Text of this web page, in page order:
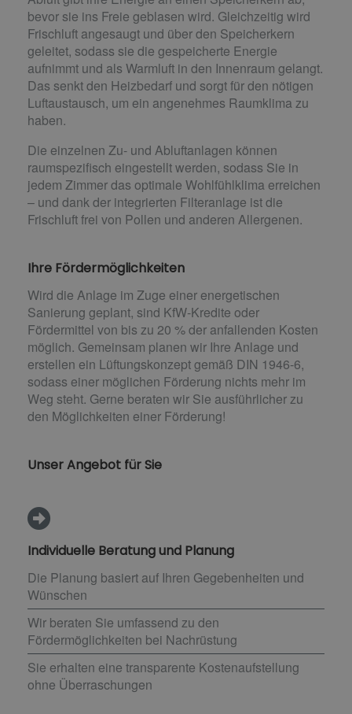
bevor sie ins Freie geblasen wird. Gleichzeitig wird
Frischluft angesaugt und über den Speicherkern
geleitet, sodass sie die gespeicherte Energie
aufnimmt und als Warmluft in den Innenraum gelangt.
Das senkt den Heizbedarf und sorgt für den nötigen
Luftaustausch, um ein angenehmes Raumklima zu
haben.
Die einzelnen Zu- und Abluftanlagen können
raumspezifisch eingestellt werden, sodass Sie in
jedem Zimmer das optimale Wohlfühlklima erreichen
– und dank der integrierten Filteranlage ist die
Frischluft frei von Pollen und anderen Allergenen.
Ihre Fördermöglichkeiten
Wird die Anlage im Zuge einer energetischen
Sanierung geplant, sind KfW-Kredite oder
Fördermittel von bis zu 20 % der anfallenden Kosten
möglich. Gemeinsam planen wir Ihre Anlage und
erstellen ein Lüftungskonzept gemäß DIN 1946-6,
sodass einer möglichen Förderung nichts mehr im
Weg steht. Gerne beraten wir Sie ausführlicher zu
den Möglichkeiten einer Förderung!
Unser Angebot für Sie
Individuelle Beratung und Planung
Die Planung basiert auf Ihren Gegebenheiten und
Wünschen
Wir beraten Sie umfassend zu den
Fördermöglichkeiten bei Nachrüstung
Sie erhalten eine transparente Kostenaufstellung
ohne Überraschungen